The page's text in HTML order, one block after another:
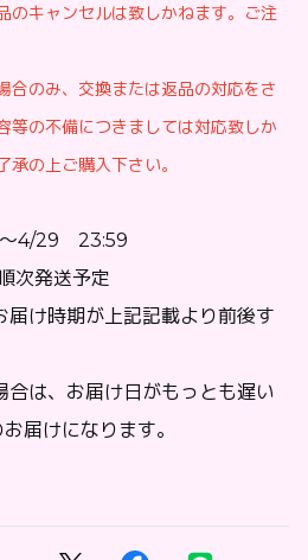
のキャンセルは致しかねます。ご注
のみ、交換または返品の対応をさ
等の不備につきましては対応致しか
の上ご購入下さい。
4/29 23:59
次発送予定
け時期が上記記載より前後す
は、お届け日がもっとも遅い
届けになります。